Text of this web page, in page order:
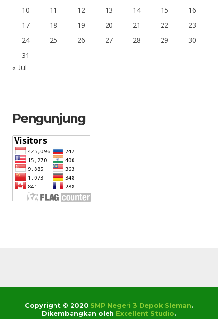
10
11 12 13 14 15
16
17
18 19 20 21 22
23
24
25 26 27 28 29
30
31
« Jul
Pengunjung
Copyright © 2020 SMP Negeri 3 Depok Sleman.
Dikembangkan oleh Excellent Studio.